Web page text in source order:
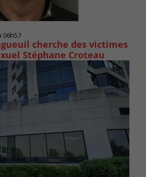
06h57
cherche des victimes
Stéphane Croteau